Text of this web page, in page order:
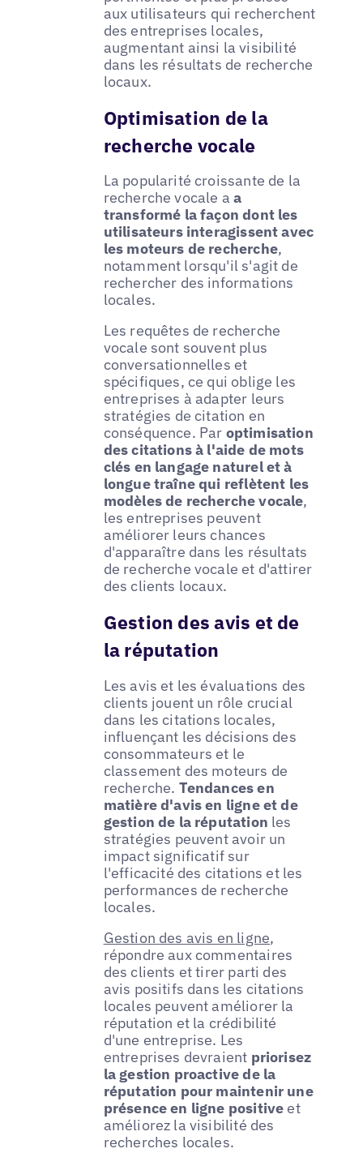
aux utilisateurs qui recherchent
des entreprises locales,
augmentant ainsi la visibilité
dans les résultats de recherche
locaux.
Optimisation de la
recherche vocale
La popularité croissante de la
recherche vocale aa
transformé la façon dont les
utilisateurs interagissent avec
les moteurs de recherche,
notamment lorsqu'il s'agit de
rechercher des informations
locales.
Les requêtes de recherche
vocale sont souvent plus
conversationnelles et
spécifiques, ce qui oblige les
entreprises à adapter leurs
stratégies de citation en
conséquence. Par optimisation
des citations à l'aide de mots
clés en langage naturel et à
longue traîne qui reflètent les
modèles de recherche vocale,
les entreprises peuvent
améliorer leurs chances
d'apparaître dans les résultats
de recherche vocale et d'attirer
des clients locaux.
Gestion des avis et de
la réputation
Les avis et les évaluations des
clients jouent un rôle crucial
dans les citations locales,
influençant les décisions des
consommateurs et le
classement des moteurs de
recherche. Tendances en
matière d'avis en ligne et de
gestion de la réputation les
stratégies peuvent avoir un
impact significatif sur
l'efficacité des citations et les
performances de recherche
locales.
Gestion des avis en ligne,
répondre aux commentaires
des clients et tirer parti des
avis positifs dans les citations
locales peuvent améliorer la
réputation et la crédibilité
d'une entreprise. Les
entreprises devraient priorisez
la gestion proactive de la
réputation pour maintenir une
présence en ligne positive et
améliorez la visibilité des
recherches locales.